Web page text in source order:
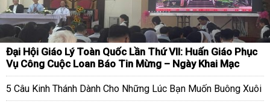
Đại Hội Giáo Lý Toàn Quốc Lần Thứ VII: Huấn Giáo Phục
Vụ Công Cuộc Loan Báo Tin Mừng – Ngày Khai Mạc
5 Câu Kinh Thánh Dành Cho Những Lúc Bạn Muốn Buông Xuôi